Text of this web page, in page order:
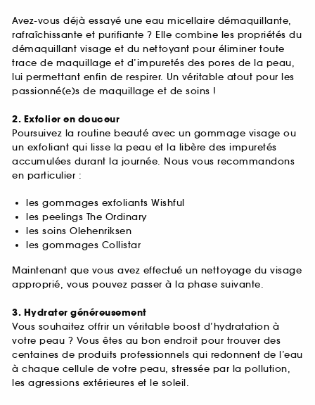
Avez-vous déjà essayé une eau micellaire démaquillante,
rafraîchissante et purifiante ? Elle combine les propriétés du
démaquillant visage et du nettoyant pour éliminer toute
trace de maquillage et d’impuretés des pores de la peau,
lui permettant enfin de respirer. Un véritable atout pour les
passionné(e)s de maquillage et de soins !
2. Exfolier en douceur
Poursuivez la routine beauté avec un gommage visage ou
un exfoliant qui lisse la peau et la libère des impuretés
accumulées durant la journée. Nous vous recommandons
en particulier :
les gommages exfoliants Wishful
les peelings The Ordinary
les soins Olehenriksen
les gommages Collistar
Maintenant que vous avez effectué un nettoyage du visage
approprié, vous pouvez passer à la phase suivante.
3. Hydrater généreusement
Vous souhaitez offrir un véritable boost d’hydratation à
votre peau ? Vous êtes au bon endroit pour trouver des
centaines de produits professionnels qui redonnent de l’eau
à chaque cellule de votre peau, stressée par la pollution,
les agressions extérieures et le soleil.